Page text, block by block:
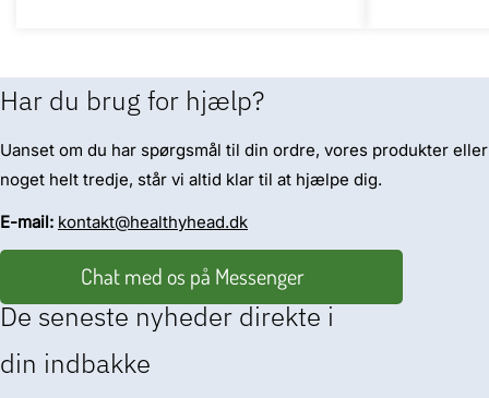
Har du brug for hjælp?
Uanset om du har spørgsmål til din ordre, vores produkter eller
noget helt tredje, står vi altid klar til at hjælpe dig.
E-mail: kontakt@healthyhead.dk
Chat med os på Messenger
De seneste nyheder direkte i
din indbakke